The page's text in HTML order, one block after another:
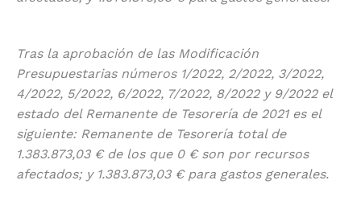
Tras la aprobación de las Modificación
Presupuestarias números 1/2022, 2/2022, 3/2022,
4/2022, 5/2022, 6/2022, 7/2022, 8/2022 y 9/2022 el
estado del Remanente de Tesorería de 2021 es el
siguiente: Remanente de Tesorería total de
1.383.873,03 € de los que 0 € son por recursos
afectados; y 1.383.873,03 € para gastos generales.